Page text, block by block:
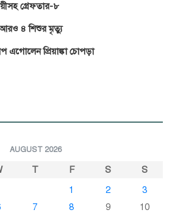
গ্রেফতার-৮
৪ শিশুর মৃত্যু
প্রিয়াঙ্কা চোপড়া
AUGUST 2026
T F S
S
1
2
3
7 8 9
10